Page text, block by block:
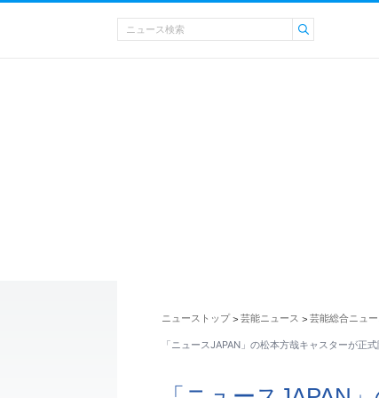
ニューストップ > 芸能ニュース > 芸能総合ニュー
「ニュースJAPAN」の松本方哉キャスターが正